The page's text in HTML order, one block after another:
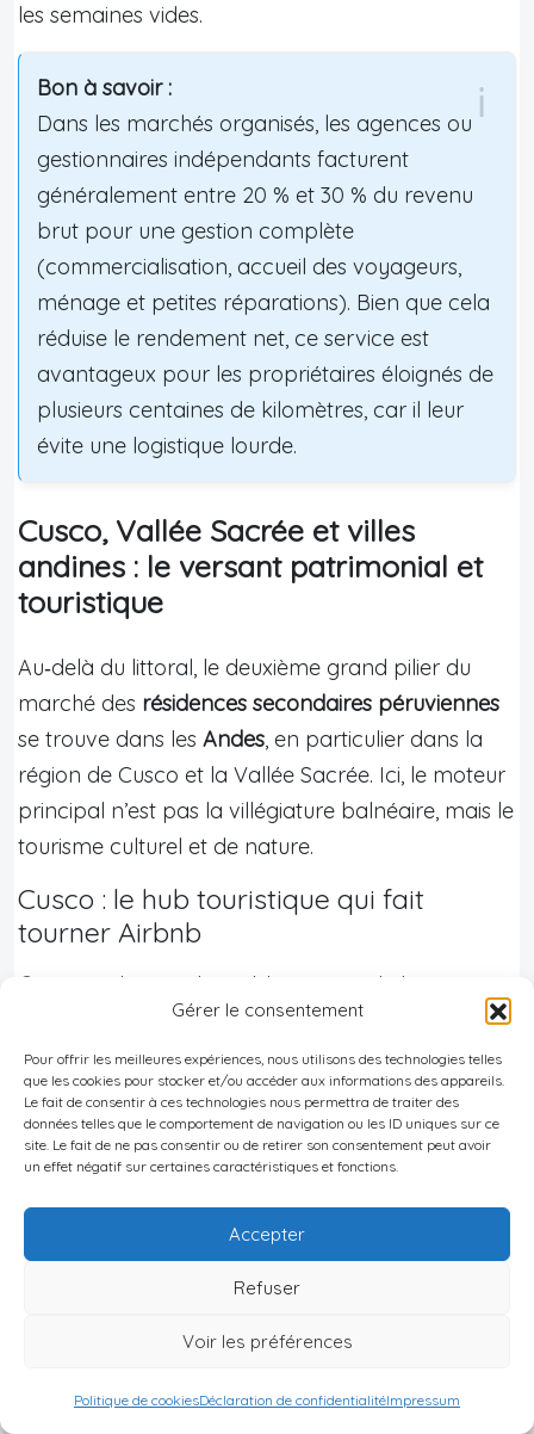
Gérer le consentement
Pour offrir les meilleures expériences, nous utilisons des technologies telles
que les cookies pour stocker et/ou accéder aux informations des appareils.
Le fait de consentir à ces technologies nous permettra de traiter des
données telles que le comportement de navigation ou les ID uniques sur ce
site. Le fait de ne pas consentir ou de retirer son consentement peut avoir
un effet négatif sur certaines caractéristiques et fonctions.
Accepter
Refuser
Voir les préférences
Politique de cookiesDéclaration de confidentialitéImpressum
les semaines vides.
Bon à savoir :
Dans les marchés organisés, les agences ou
gestionnaires indépendants facturent
généralement entre 20 % et 30 % du revenu
brut pour une gestion complète
(commercialisation, accueil des voyageurs,
ménage et petites réparations). Bien que cela
réduise le rendement net, ce service est
avantageux pour les propriétaires éloignés de
plusieurs centaines de kilomètres, car il leur
évite une logistique lourde.
Cusco, Vallée Sacrée et villes
andines : le versant patrimonial et
touristique
Au‑delà du littoral, le deuxième grand pilier du
marché des résidences secondaires péruviennes
se trouve dans les Andes, en particulier dans la
région de Cusco et la Vallée Sacrée. Ici, le moteur
principal n’est pas la villégiature balnéaire, mais le
tourisme culturel et de nature.
Cusco : le hub touristique qui fait
tourner Airbnb
Cusco
est l’exemple emblématique de la
entre résidence secondaire, location
de vacances et capital touristique. En 2023, près
de 950 000 visiteurs se sont rendus à Machu
Picchu ; en septembre 2024, la ville comptait plus
de 3 300 annonces actives sur Airbnb, avec un
environ 190 nuits réservées par an pour un bien
3.8